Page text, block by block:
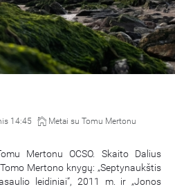
14:45 Metai su Tomu Mertonu
Mertonu OCSO. Skaito Dalius
Mertono knygų: „Septynaukštis
leidiniai“, 2011 m. ir „Jonos